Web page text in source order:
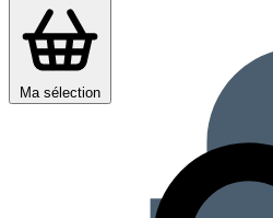
Ma sélection